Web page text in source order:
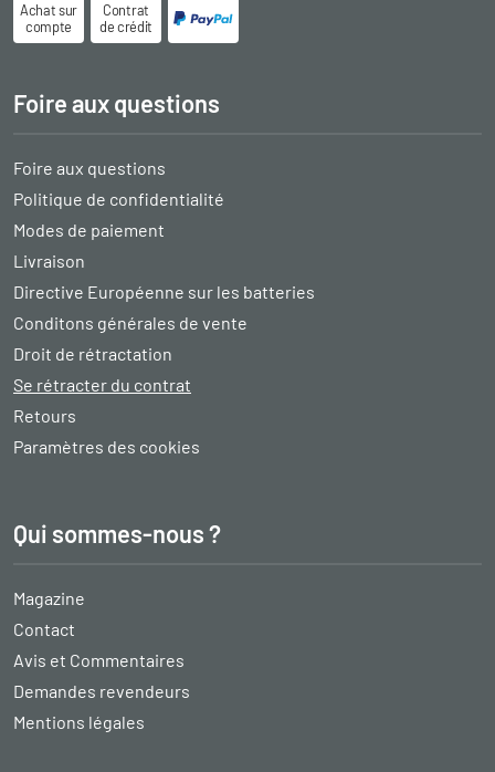
Achat sur
compte
Contrat
de crédit
Foire aux questions
Foire aux questions
Politique de confidentialité
Modes de paiement
Livraison
Directive Européenne sur les batteries
Conditons générales de vente
Droit de rétractation
Se rétracter du contrat
Retours
Paramètres des cookies
Qui sommes-nous ?
Magazine
Contact
Avis et Commentaires
Demandes revendeurs
Mentions légales